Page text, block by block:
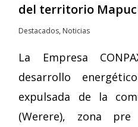
del territorio
Destacados, Noticias
La Empresa
desarrollo
expulsada de la
(Werere), zona